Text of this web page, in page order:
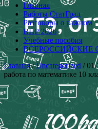
Главная
Работы СтатГрад
Разговоры о важном
ВПР 2026
Учебные пособия
Главная/Uncategorized /
работа по математике 10